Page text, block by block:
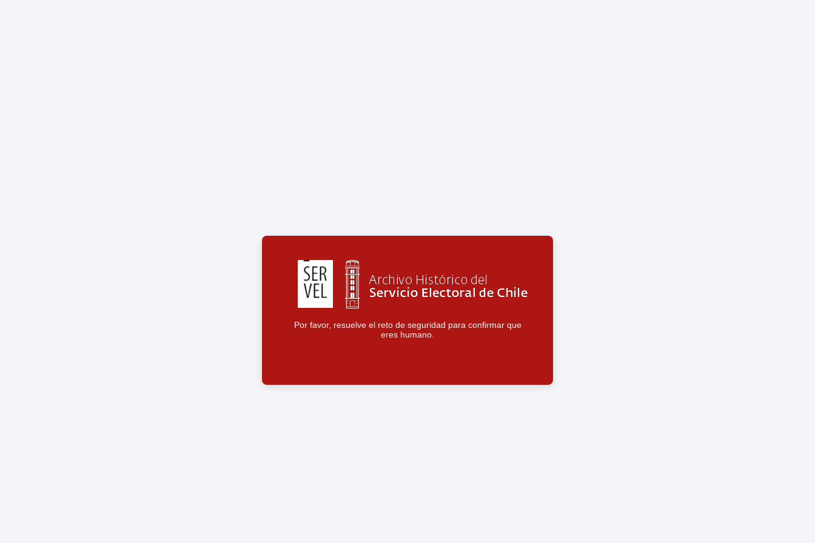
Por favor, resuelve el reto de seguridad para confirmar que
eres humano.